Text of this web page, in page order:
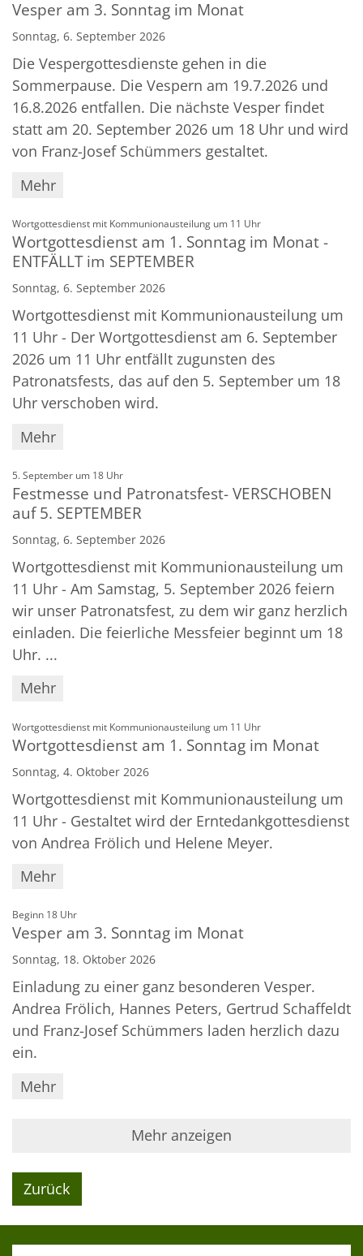
Vesper am 3. Sonntag im Monat
Sonntag, 6. September 2026
Die Vespergottesdienste gehen in die
Sommerpause. Die Vespern am 19.7.2026 und
16.8.2026 entfallen. Die nächste Vesper findet
statt am 20. September 2026 um 18 Uhr und wird
von Franz-Josef Schümmers gestaltet.
Mehr
Wortgottesdienst mit Kommunionausteilung um 11 Uhr:
Wortgottesdienst am 1. Sonntag im Monat -
ENTFÄLLT im SEPTEMBER
Sonntag, 6. September 2026
Wortgottesdienst mit Kommunionausteilung um
11 Uhr - Der Wortgottesdienst am 6. September
2026 um 11 Uhr entfällt zugunsten des
Patronatsfests, das auf den 5. September um 18
Uhr verschoben wird.
Mehr
5. September um 18 Uhr:
Festmesse und Patronatsfest- VERSCHOBEN
auf 5. SEPTEMBER
Sonntag, 6. September 2026
Wortgottesdienst mit Kommunionausteilung um
11 Uhr - Am Samstag, 5. September 2026 feiern
wir unser Patronatsfest, zu dem wir ganz herzlich
einladen. Die feierliche Messfeier beginnt um 18
Uhr. ...
Mehr
Wortgottesdienst mit Kommunionausteilung um 11 Uhr:
Wortgottesdienst am 1. Sonntag im Monat
Sonntag, 4. Oktober 2026
Wortgottesdienst mit Kommunionausteilung um
11 Uhr - Gestaltet wird der Erntedankgottesdienst
von Andrea Frölich und Helene Meyer.
Mehr
Beginn 18 Uhr:
Vesper am 3. Sonntag im Monat
Sonntag, 18. Oktober 2026
Einladung zu einer ganz besonderen Vesper.
Andrea Frölich, Hannes Peters, Gertrud Schaffeldt
und Franz-Josef Schümmers laden herzlich dazu
ein.
Mehr
Mehr anzeigen
Zurück